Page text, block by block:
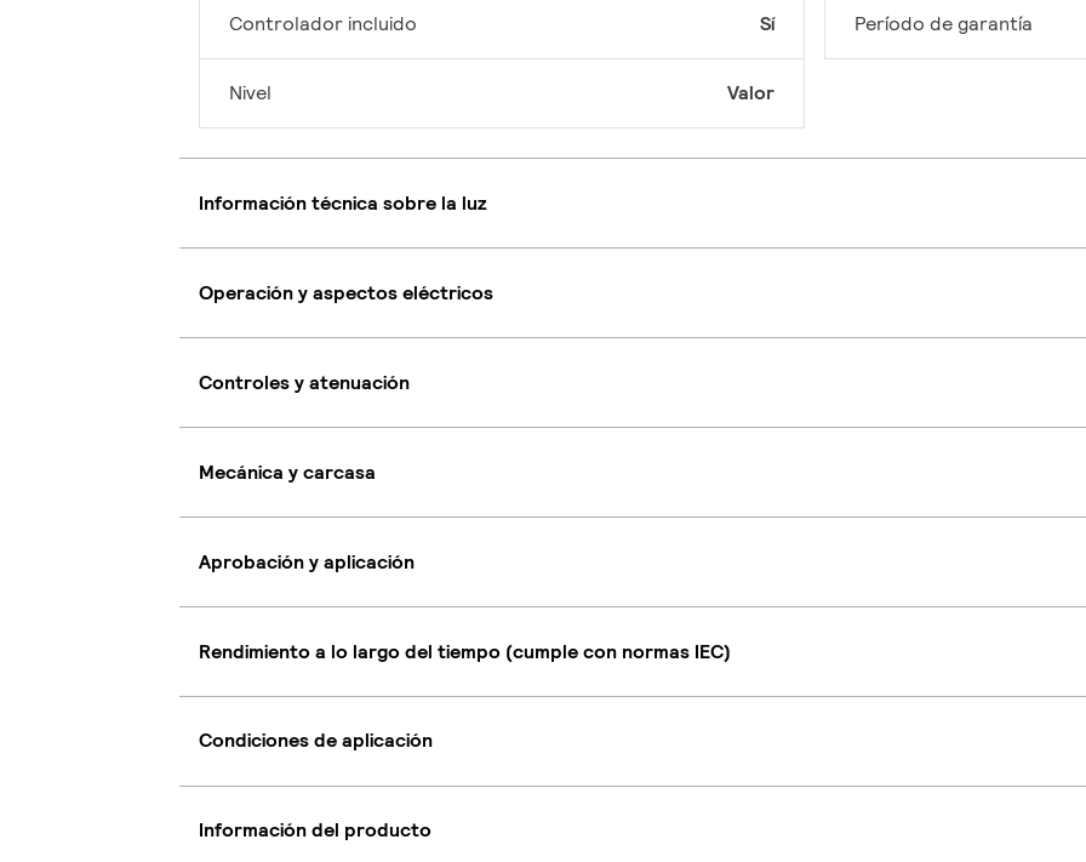
Controlador incluido Sí
Nivel Valor
Período de garantía
Información técnica sobre la luz
Operación y aspectos eléctricos
Controles y atenuación
Mecánica y carcasa
Aprobación y aplicación
Rendimiento a lo largo del tiempo (cumple con normas IEC)
Condiciones de aplicación
Información del producto